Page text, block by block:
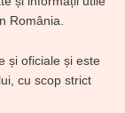
România.
și oficiale și este
cu scop strict